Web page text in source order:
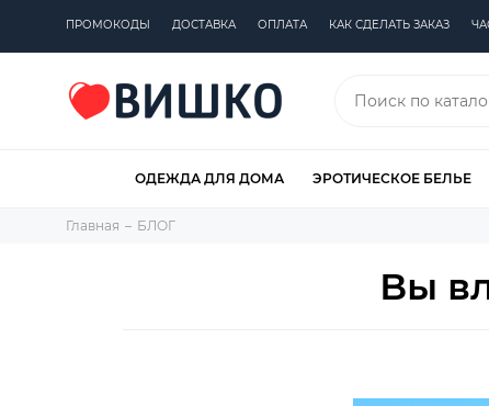
ПРОМОКОДЫ ДОСТАВКА ОПЛАТА КАК СДЕЛАТЬ ЗАКАЗ
ОДЕЖДА ДЛЯ ДОМА ЭРОТИЧЕСКОЕ БЕЛЬЕ
Главная БЛОГ
Вы